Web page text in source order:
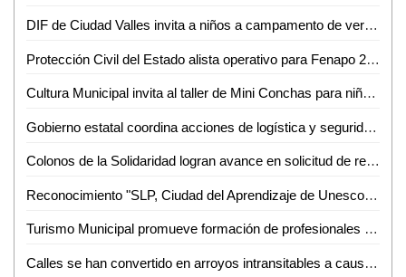
DIF de Ciudad Valles invita a niños a campamento de verano gratuito e inclusivo
Protección Civil del Estado alista operativo para Fenapo 2024
Cultura Municipal invita al taller de Mini Conchas para niñas, niños y adolescentes
Gobierno estatal coordina acciones de logística y seguridad para la Fenapo 2024
Colonos de la Solidaridad logran avance en solicitud de reparación de calles
Reconocimiento "SLP, Ciudad del Aprendizaje de Unesco", plasmado en placa develada por Alcalde Galindo en San Francisco
Turismo Municipal promueve formación de profesionales en gastronomía
Calles se han convertido en arroyos intransitables a causa de la lluvia en la Rafael Curiel en Valles